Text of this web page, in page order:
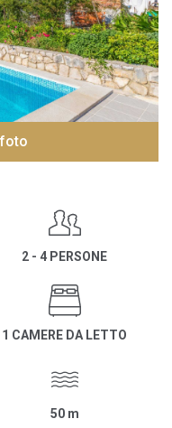
2 - 4 PERSONE
1 CAMERE DA LETTO
50 m